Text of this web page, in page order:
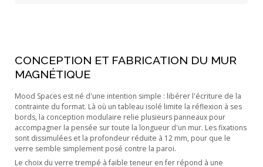
CONCEPTION ET FABRICATION DU MUR
MAGNÉTIQUE
Mood Spaces est né d'une intention simple : libérer l'écriture de la
contrainte du format. Là où un tableau isolé limite la réflexion à ses
bords, la conception modulaire relie plusieurs panneaux pour
accompagner la pensée sur toute la longueur d'un mur. Les fixations
sont dissimulées et la profondeur réduite à 12 mm, pour que le
verre semble simplement posé contre la paroi.
Le choix du verre trempé à faible teneur en fer répond à une